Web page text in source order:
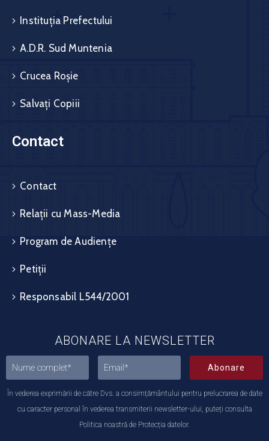
Instituția Prefectului
A.D.R. Sud Muntenia
Crucea Roșie
Salvați Copiii
Contact
Contact
Relații cu Mass-Media
Program de Audiențe
Petiții
Responsabil L544/2001
ABONARE LA NEWSLETTER
Abonare
În vederea exprimării de către Dvs. a consimțământului pentru prelucrarea de date
cu caracter personal în vederea transmiterii newsletter-ului, puteți consulta
Politica noastră de Protecția datelor.